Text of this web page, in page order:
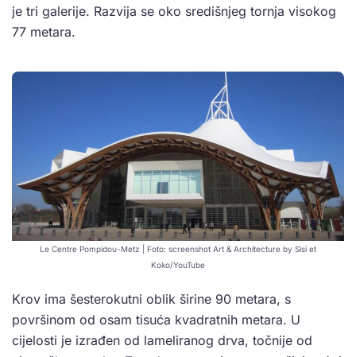
je tri galerije. Razvija se oko središnjeg tornja visokog
77 metara.
Le Centre Pompidou-Metz | Foto: screenshot Art & Architecture by Sisi et
Koko/YouTube
Krov ima šesterokutni oblik širine 90 metara, s
površinom od osam tisuća kvadratnih metara. U
cijelosti je izrađen od lameliranog drva, točnije od